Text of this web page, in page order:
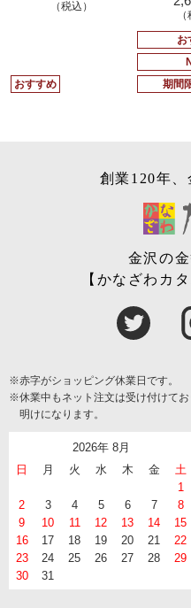
おすすめ
（税込）
お
期間
創業120年、
金沢の
【かなざわカ
※赤字がショッピング休業日です。
※休業中もネット注文は受け付けて
明けになります。
2026年 8月
日
月 火 水 木 金
土
1
2
3 4 5 6 7
8
9
10 11 12 13 14
15
16
17 18 19 20 21
22
23
24 25 26 27 28
29
30
31